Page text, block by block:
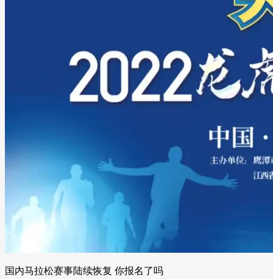
国内马拉松赛事陆续恢复 你报名了吗